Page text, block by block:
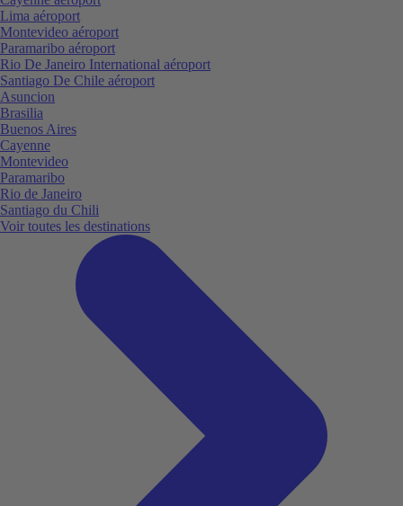
Lima aéroport
Montevideo aéroport
Paramaribo aéroport
Rio De Janeiro International aéroport
Santiago De Chile aéroport
Asuncion
Brasilia
Buenos Aires
Cayenne
Montevideo
Paramaribo
Rio de Janeiro
Santiago du Chili
Voir toutes les destinations